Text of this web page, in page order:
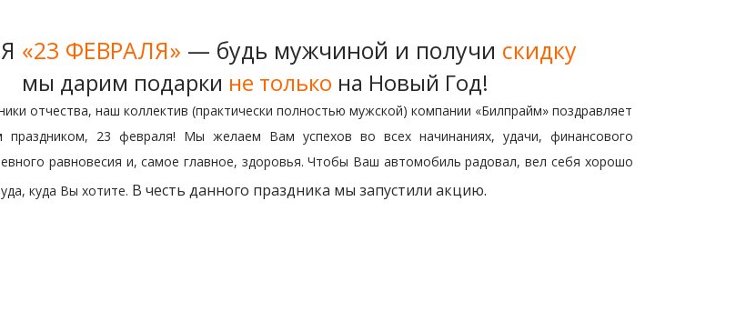
«23 ФЕВРАЛЯ» — будь мужчиной и получи скидку
мы дарим подарки не только на Новый Год!
отчества, наш коллектив (практически полностью мужской) компании «Билпрайм» поздравляет
праздником, 23 февраля! Мы желаем Вам успехов во всех начинаниях, удачи, финансового
равновесия и, самое главное, здоровья. Чтобы Ваш автомобиль радовал, вел себя хорошо
куда Вы хотите. В честь данного праздника мы запустили акцию.